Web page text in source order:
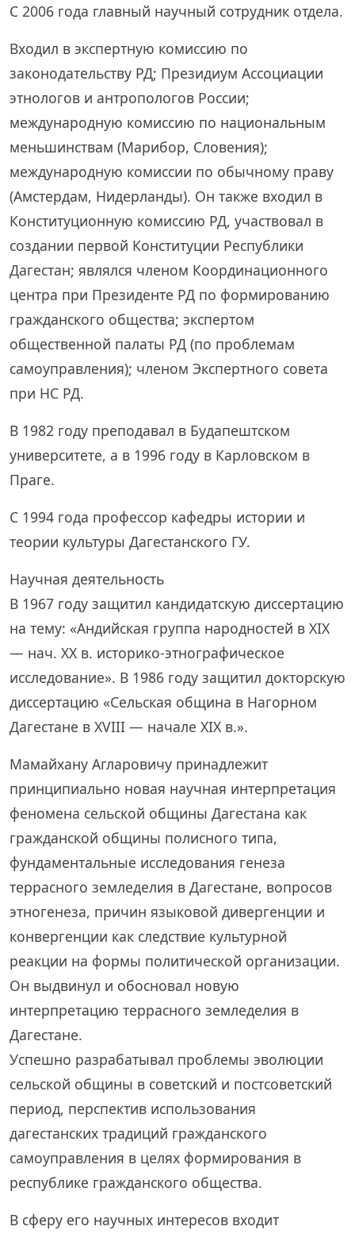
С 2006 года главный научный сотрудник отдела.
Входил в экспертную комиссию по
законодательству РД; Президиум Ассоциации
этнологов и антропологов России;
международную комиссию по национальным
меньшинствам (Марибор, Словения);
международную комиссии по обычному праву
(Амстердам, Нидерланды). Он также входил в
Конституционную комиссию РД, участвовал в
создании первой Конституции Республики
Дагестан; являлся членом Координационного
центра при Президенте РД по формированию
гражданского общества; экспертом
общественной палаты РД (по проблемам
самоуправления); членом Экспертного совета
при НС РД.
В 1982 году преподавал в Будапештском
университете, а в 1996 году в Карловском в
Праге.
С 1994 года профессор кафедры истории и
теории культуры Дагестанского ГУ.
Научная деятельность
В 1967 году защитил кандидатскую диссертацию
на тему: «Андийская группа народностей в XIX
— нач. XX в. историко-этнографическое
исследование». В 1986 году защитил докторскую
диссертацию «Сельская община в Нагорном
Дагестане в XVIII — начале XIX в.».
Мамайхану Агларовичу принадлежит
принципиально новая научная интерпретация
феномена сельской общины Дагестана как
гражданской общины полисного типа,
фундаментальные исследования генеза
террасного земледелия в Дагестане, вопросов
этногенеза, причин языковой дивергенции и
конвергенции как следствие культурной
реакции на формы политической организации.
Он выдвинул и обосновал новую
интерпретацию террасного земледелия в
Дагестане.
Успешно разрабатывал проблемы эволюции
сельской общины в советский и постсоветский
период, перспектив использования
дагестанских традиций гражданского
самоуправления в целях формирования в
республике гражданского общества.
В сферу его научных интересов входит